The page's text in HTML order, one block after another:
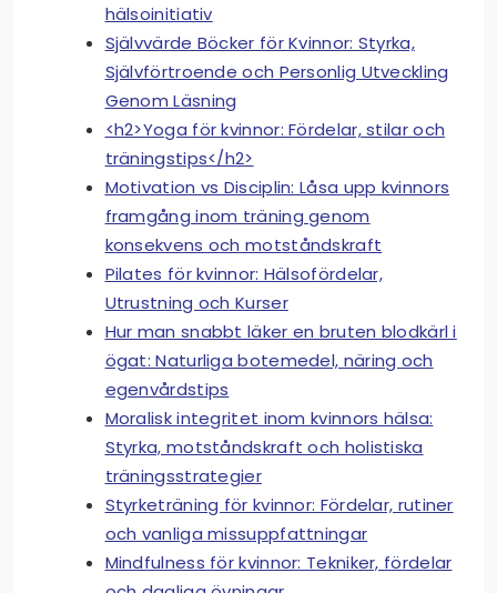
hälsoinitiativ
Självvärde Böcker för Kvinnor: Styrka,
Självförtroende och Personlig Utveckling
Genom Läsning
<h2>Yoga för kvinnor: Fördelar, stilar och
träningstips</h2>
Motivation vs Disciplin: Låsa upp kvinnors
framgång inom träning genom
konsekvens och motståndskraft
Pilates för kvinnor: Hälsofördelar,
Utrustning och Kurser
Hur man snabbt läker en bruten blodkärl i
ögat: Naturliga botemedel, näring och
egenvårdstips
Moralisk integritet inom kvinnors hälsa:
Styrka, motståndskraft och holistiska
träningsstrategier
Styrketräning för kvinnor: Fördelar, rutiner
och vanliga missuppfattningar
Mindfulness för kvinnor: Tekniker, fördelar